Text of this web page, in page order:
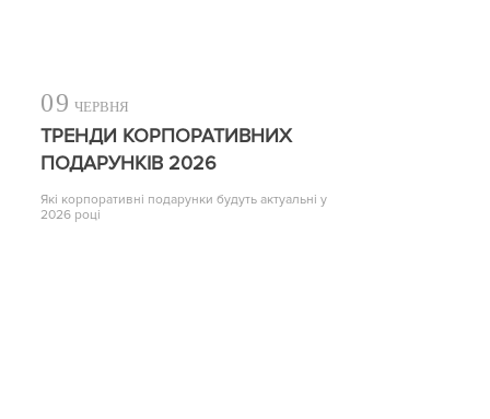
09 ЧЕРВНЯ
ТРЕНДИ КОРПОРАТИВНИХ
ПОДАРУНКІВ 2026
Які корпоративні подарунки будуть актуальні у
2026 році